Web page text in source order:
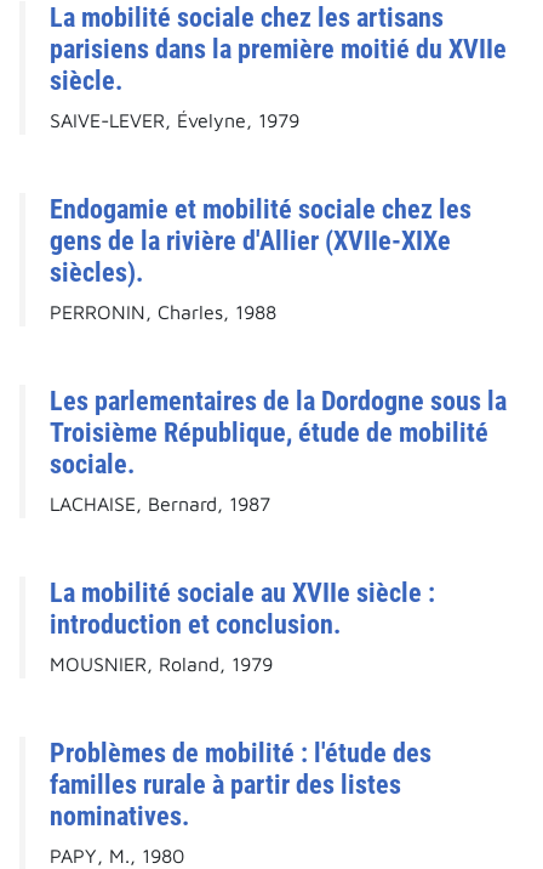
La mobilité sociale chez les artisans
parisiens dans la première moitié du XVIIe
siècle.
SAIVE-LEVER, Évelyne, 1979
Endogamie et mobilité sociale chez les
gens de la rivière d'Allier (XVIIe-XIXe
siècles).
PERRONIN, Charles, 1988
Les parlementaires de la Dordogne sous la
Troisième République, étude de mobilité
sociale.
LACHAISE, Bernard, 1987
La mobilité sociale au XVIIe siècle :
introduction et conclusion.
MOUSNIER, Roland, 1979
Problèmes de mobilité : l'étude des
familles rurale à partir des listes
nominatives.
PAPY, M., 1980